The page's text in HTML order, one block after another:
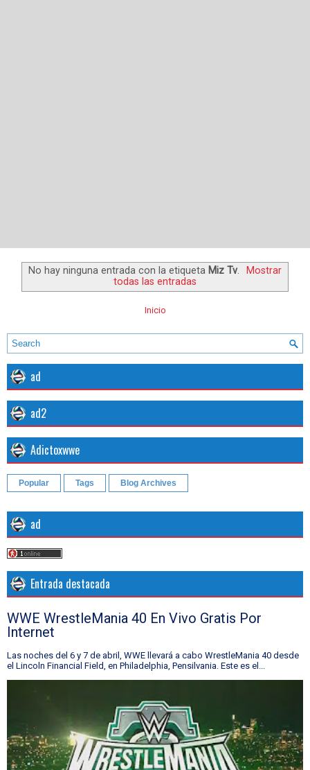
No hay ninguna entrada con la etiqueta Miz Tv.
Mostrar
todas las entradas
Inicio
ad
ad2
Adictoxwwe
Popular Tags Blog Archives
ad
Entrada destacada
WWE WrestleMania 40 En Vivo Gratis Por
Internet
Las noches del 6 y 7 de abril, WWE llevará a cabo WrestleMania 40 desde
el Lincoln Financial Field, en Philadelphia, Pensilvania. Este es el...